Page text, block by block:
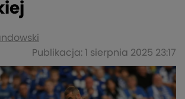
Publikacja: 1 sierpnia 2025 23:17